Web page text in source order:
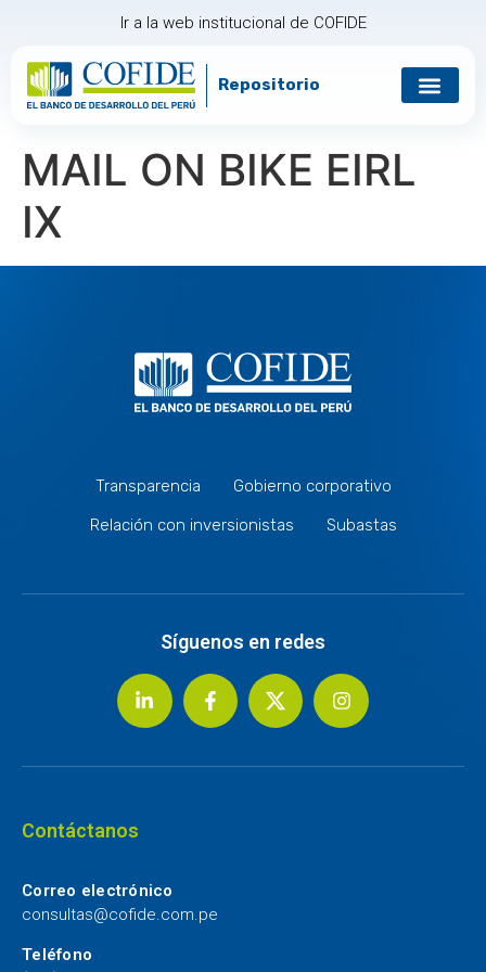
Ir a la web institucional de COFIDE
Repositorio
MAIL ON BIKE EIRL
IX
Transparencia
Gobierno corporativo
Relación con inversionistas
Subastas
Síguenos en redes
Contáctanos
Correo electrónico
consultas@cofide.com.pe
Teléfono